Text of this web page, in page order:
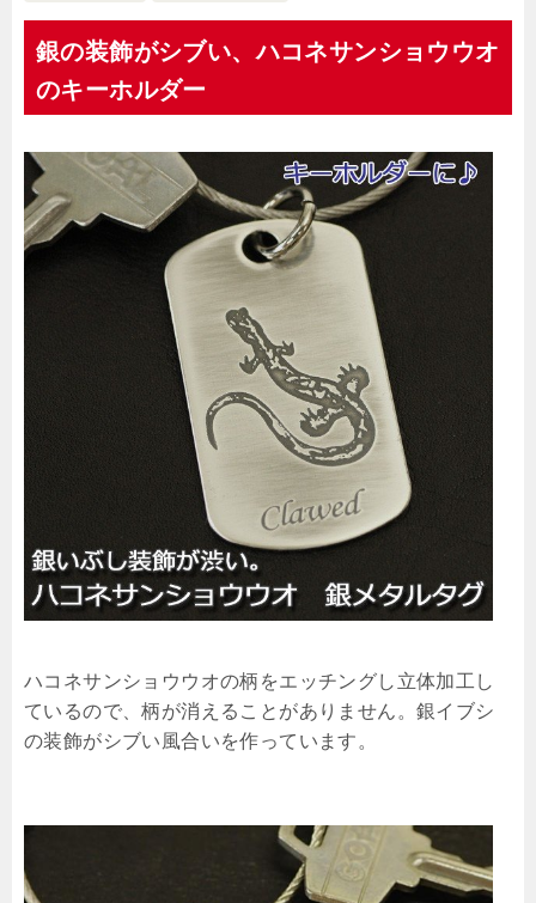
銀の装飾がシブい、ハコネサンショウウオ
のキーホルダー
ハコネサンショウウオの柄をエッチングし立体加工し
ているので、柄が消えることがありません。銀イブシ
の装飾がシブい風合いを作っています。